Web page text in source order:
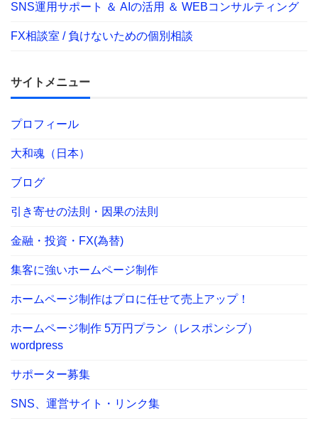
SNS運用サポート ＆ AIの活用 ＆ WEBコンサルティング
FX相談室 / 負けないための個別相談
サイトメニュー
プロフィール
大和魂（日本）
ブログ
引き寄せの法則・因果の法則
金融・投資・FX(為替)
集客に強いホームページ制作
ホームページ制作はプロに任せて売上アップ！
ホームページ制作 5万円プラン（レスポンシブ）
wordpress
サポーター募集
SNS、運営サイト・リンク集